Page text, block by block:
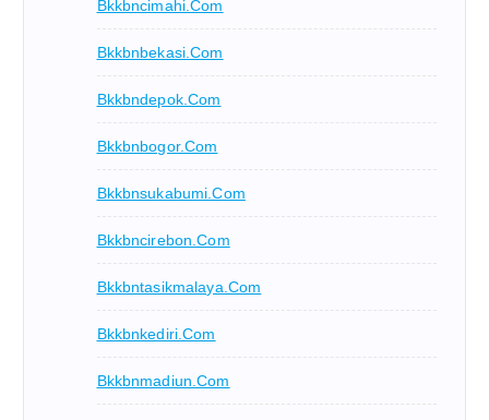
Bkkbncimahi.com
Bkkbnbekasi.com
Bkkbndepok.com
Bkkbnbogor.com
Bkkbnsukabumi.com
Bkkbncirebon.com
Bkkbntasikmalaya.com
Bkkbnkediri.com
Bkkbnmadiun.com